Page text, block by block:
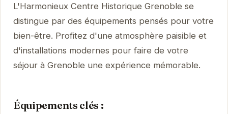
L'Harmonieux Centre Historique Grenoble se
distingue par des équipements pensés pour votre
bien-être. Profitez d'une atmosphère paisible et
d'installations modernes pour faire de votre
séjour à Grenoble une expérience mémorable.
Équipements clés :